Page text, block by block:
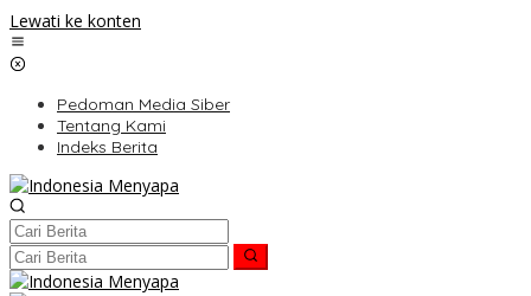
Lewati ke konten
Pedoman Media Siber
Tentang Kami
Indeks Berita